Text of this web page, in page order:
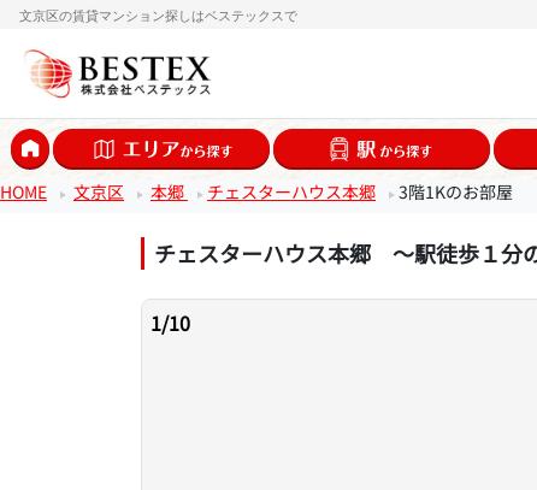
文京区の賃貸マンション探しはベステックスで
HOME 文京区 本郷 チェスターハウス本郷 3階1Kのお部屋
チェスターハウス本郷 ～駅徒歩１分
1/10